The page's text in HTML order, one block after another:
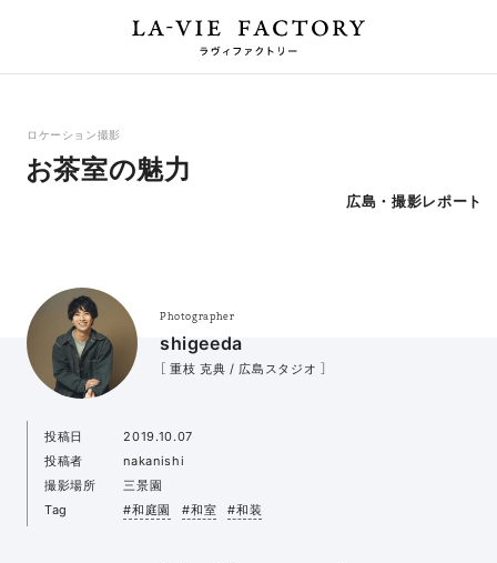
ロケーション撮影
お茶室の魅力
広島・撮影レポート
Photographer
shigeeda
［ 重枝 克典 / 広島スタジオ ］
投稿日
2019.10.07
投稿者
nakanishi
撮影場所
三景園
Tag
#和庭園 #和室 #和装